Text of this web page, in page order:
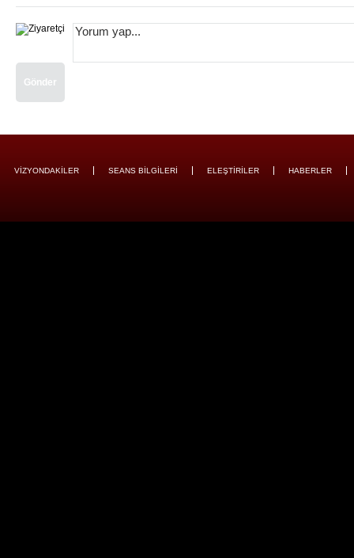
Gönder
VİZYONDAKİLER SEANS BİLGİLERİ ELEŞTİRİLER HABERLER